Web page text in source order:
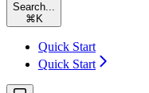
Search...
⌘ K
Quick Start
Quick Start